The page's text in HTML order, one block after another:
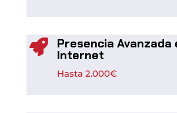
 Presencia Avanzada
Internet
Hasta 2.000€